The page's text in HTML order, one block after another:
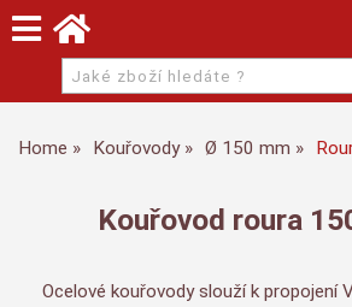
Home Kouřovody Ø 150 mm
Kouřovod roura
Ocelové kouřovody slouží k propojení